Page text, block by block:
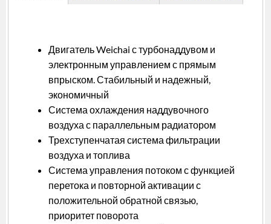
Двигатель Weichai с турбонаддувом и
электронным управлением с прямым
впрыском. Стабильный и надежный,
экономичный
Система охлаждения наддувочного
воздуха с параллельным радиатором
Трехступенчатая система фильтрации
воздуха и топлива
Система управления потоком с функцией
перетока и повторной активации с
положительной обратной связью,
приоритет поворота